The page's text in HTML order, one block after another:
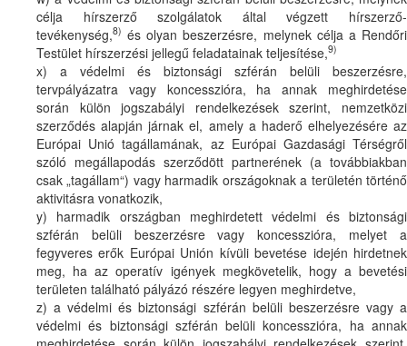
célja hírszerző szolgálatok által végzett hírszerző-
tevékenység,8) és olyan beszerzésre, melynek célja a Rendőri
Testület hírszerzési jellegű feladatainak teljesítése,9)
x) a védelmi és biztonsági szférán belüli beszerzésre,
tervpályázatra vagy koncesszióra, ha annak meghirdetése
során külön jogszabályi rendelkezések szerint, nemzetközi
szerződés alapján járnak el, amely a haderő elhelyezésére az
Európai Unió tagállamának, az Európai Gazdasági Térségről
szóló megállapodás szerződött partnerének (a továbbiakban
csak „tagállam“) vagy harmadik országoknak a területén történő
aktivitásra vonatkozik,
y) harmadik országban meghirdetett védelmi és biztonsági
szférán belüli beszerzésre vagy koncesszióra, melyet a
fegyveres erők Európai Unión kívüli bevetése idején hirdetnek
meg, ha az operatív igények megkövetelik, hogy a bevetési
területen található pályázó részére legyen meghirdetve,
z) a védelmi és biztonsági szférán belüli beszerzésre vagy a
védelmi és biztonsági szférán belüli koncesszióra, ha annak